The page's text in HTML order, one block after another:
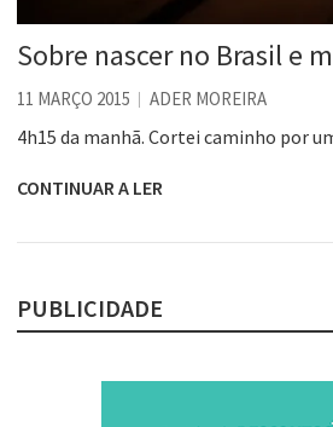
Sobre nascer no Brasil e
11 MARÇO 2015 ADER MOREIRA
4h15 da manhã. Cortei caminho por
CONTINUAR A LER
PUBLICIDADE